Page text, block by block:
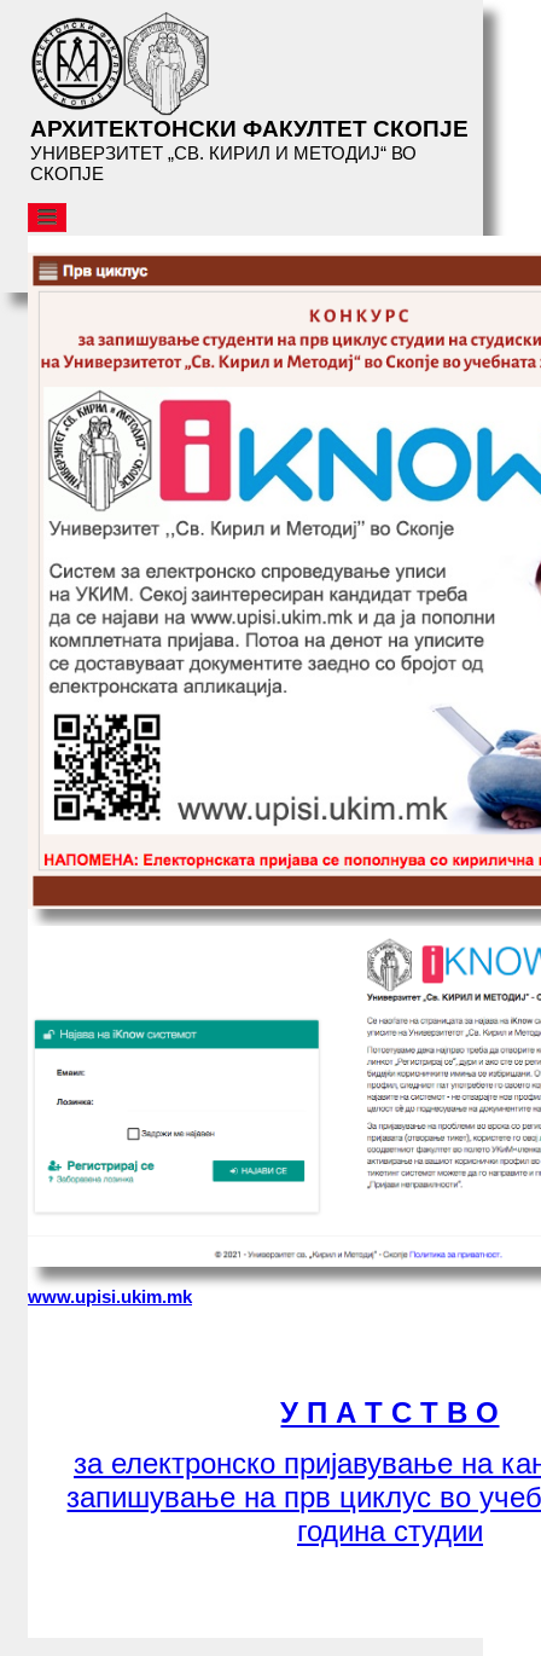
АРХИТЕКТОНСКИ ФАКУЛТЕТ СКОПЈЕ
УНИВЕРЗИТЕТ „СВ. КИРИЛ И МЕТОДИЈ“ ВО
СКОПЈЕ
АФС
ОРГАНИЗАЦИЈА
СЕРВИСИ
БИБЛИОТЕКА
НАСТАНИ
АФС
ПРЕДАВАЊА
ИЗЛОЖБИ
РАБОТИЛНИЦИ
ОБУКИ
ЛЕТНА ШКОЛА
ПУБЛИКАЦИИ
АРХИ.ТЕК
АЛУМНИ
КОНТАКТ
B2
www.upisi.ukim.mk
У П А Т С Т В О
за електронско пријавување на
запишување на прв циклус во
година студии